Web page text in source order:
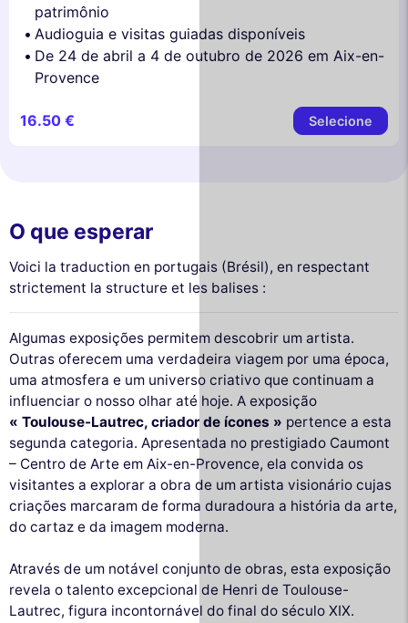
patrimônio
Audioguia e visitas guiadas disponíveis
De 24 de abril a 4 de outubro de 2026 em Aix-en-
Provence
16.50 € Selecione
O que esperar
Voici la traduction en portugais (Brésil), en respectant
strictement la structure et les balises :
Algumas exposições permitem descobrir um artista.
Outras oferecem uma verdadeira viagem por uma época,
uma atmosfera e um universo criativo que continuam a
influenciar o nosso olhar até hoje. A exposição
« Toulouse-Lautrec, criador de ícones » pertence a esta
segunda categoria. Apresentada no prestigiado Caumont
– Centro de Arte em Aix-en-Provence, ela convida os
visitantes a explorar a obra de um artista visionário cujas
criações marcaram de forma duradoura a história da arte,
do cartaz e da imagem moderna.
Através de um notável conjunto de obras, esta exposição
revela o talento excepcional de Henri de Toulouse-
Lautrec, figura incontornável do final do século XIX.